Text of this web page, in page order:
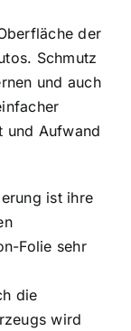
der
Schmutz
und auch
und Aufwand
ist ihre
Folie sehr
die
wird